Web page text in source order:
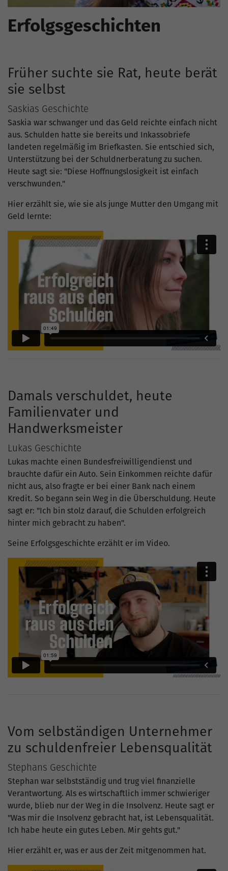
Erfolgsgeschichten
Früher suchte sie Rat, heute berät
sie selbst
Saskias Geschichte
Saskia war schwanger und das Geld reichte einfach nicht
aus. Schulden hatte sie bereits und Inkassobriefe
landeten regelmäßig im Briefkasten. Sie entschied sich,
Unterstützung bei der Schuldnerberatung zu suchen.
Heute sagt sie: "Diese Hoffnungslosigkeit ist einfach
verschwunden."
Hier erzählt sie, wie sie als junge Mutter den Umgang mit
Geld lernte:
Damals verschuldet, heute
Familienvater und
Handwerksmeister
Lukas Geschichte
Lukas machte einen Bundesfreiwilligendienst und
brauchte dafür ein Auto. Sein Einkommen reichte dafür
nicht aus, also fragte er bei einer Bank nach einem
Kredit. So begann sein Weg in die Überschuldung. Heute
sagt er: "Ich bin stolz darauf, die Schulden erfolgreich
hinter mich gebracht zu haben".
Seine Erfolgsgeschichte erzählt er im Video.
Vom selbständigen Unternehmer
zu schuldenfreier Lebensqualität
Stephans Geschichte
Stephan war selbstständig und trug viel finanzielle
Verantwortung. Als es wirtschaftlich immer schwieriger
wurde, blieb nur der Weg in die Insolvenz. Heute sagt er
"Was mir die Insolvenz gebracht hat, ist Lebensqualität.
Ich habe heute ein gutes Leben. Mir gehts gut."
Hier erzählt er, was er aus der Zeit mitgenommen hat.